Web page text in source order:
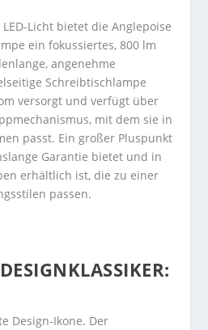
Licht bietet die Anglepoise
ein fokussiertes, 800 lm
angenehme
Schreibtischlampe
versorgt und verfügt über
mit dem sie in
passt. Ein großer Pluspunkt
Garantie bietet und in
erhältlich ist, die zu einer
passen.
Design-Ikone. Der